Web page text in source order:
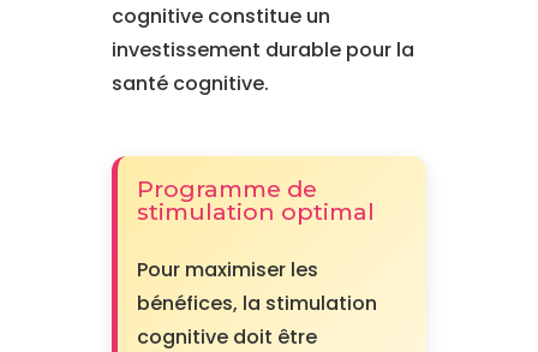
cognitive constitue un
investissement durable pour la
santé cognitive.
Programme de
stimulation optimal
Pour maximiser les
bénéfices, la stimulation
cognitive doit être